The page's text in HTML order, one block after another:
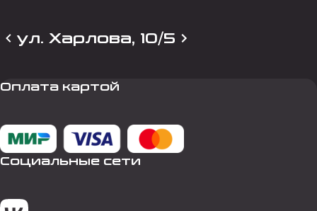
ул. Харлова, 10/5
Оплата картой
Социальные сети